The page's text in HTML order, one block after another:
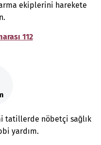
ekiplerini harekete
112
tatillerde nöbetçi sağlık
yardım.